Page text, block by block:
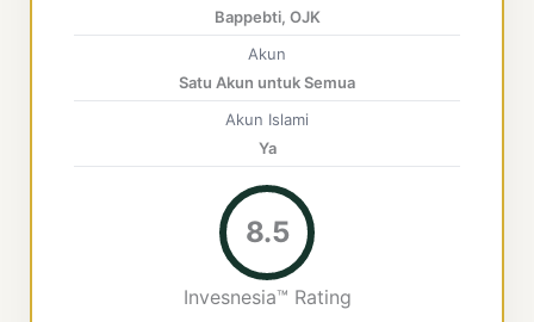
Bappebti, OJK
Akun
Satu Akun untuk Semua
Akun Islami
Ya
8.5
Invesnesia™ Rating